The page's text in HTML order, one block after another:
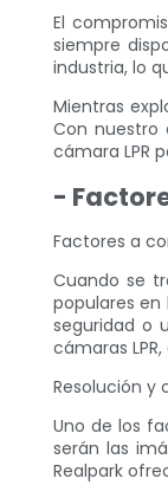
El
siempre
industria, lo
Mientras
Con nuestro
cámara LPR
-
Factores a
Cuando se
populares
seguridad o
cámaras
Resolución y
Uno de los
serán las
Realpark